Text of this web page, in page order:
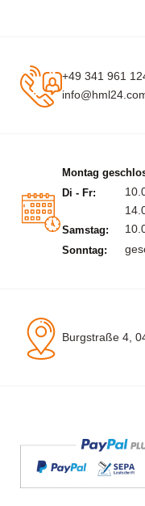
+49 341 961
Montag
Di - Fr:
Samstag:
Sonntag:
Burgstraße 4,